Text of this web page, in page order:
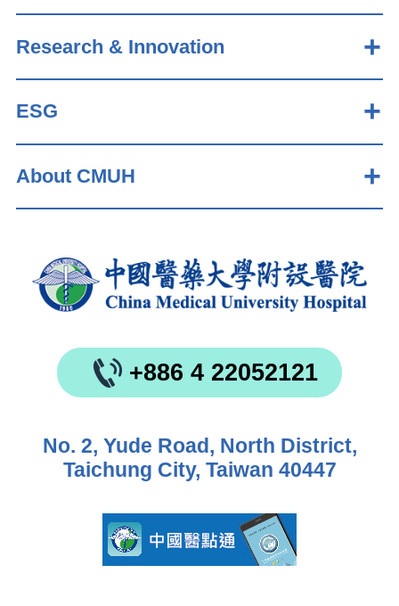
Research & Innovation
ESG
About CMUH
+886 4 22052121
No. 2, Yude Road, North District,
Taichung City, Taiwan 40447